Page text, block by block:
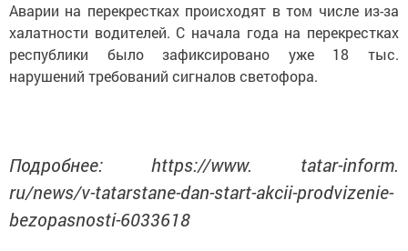
Аварии на перекрестках происходят в том числе из-за
халатности водителей. С начала года на перекрестках
республики было зафиксировано уже 18 тыс.
нарушений требований сигналов светофора.
Подробнее: https://www. tatar-inform.
ru/news/v-tatarstane-dan-start-akcii-prodvizenie-
bezopasnosti-6033618